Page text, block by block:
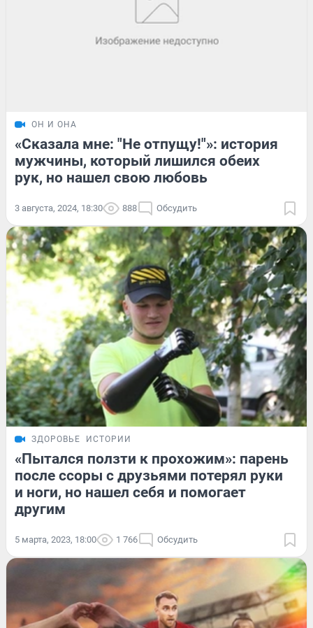
ОН И ОНА
«Сказала мне: "Не отпущу!"»: история
мужчины, который лишился обеих
рук, но нашел свою любовь
3 августа, 2024, 18:30 888 Обсудить
ЗДОРОВЬЕ ИСТОРИИ
«Пытался ползти к прохожим»: парень
после ссоры с друзьями потерял руки
и ноги, но нашел себя и помогает
другим
5 марта, 2023, 18:00 1 766 Обсудить